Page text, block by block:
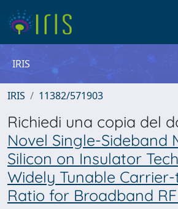
IRIS
IRIS 11382/571903
Richiedi una copia del
Novel Single-Sideband
Silicon on Insulator
Widely Tunable
Ratio for Broadband